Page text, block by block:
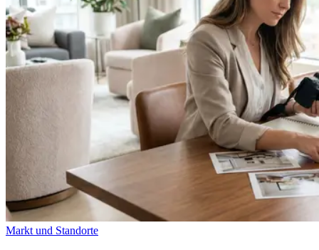
Markt und Standorte